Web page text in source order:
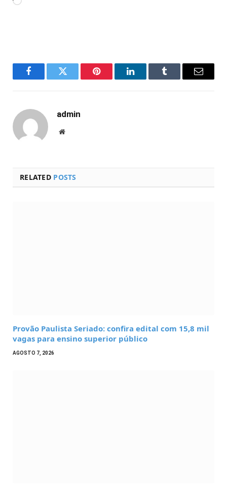
FacebookTwitter Pinterest LinkedInTumblr Email
admin
Website
RELATED POSTS
Provão Paulista Seriado: confira edital com 15,8 mil
vagas para ensino superior público
AGOSTO 7, 2026